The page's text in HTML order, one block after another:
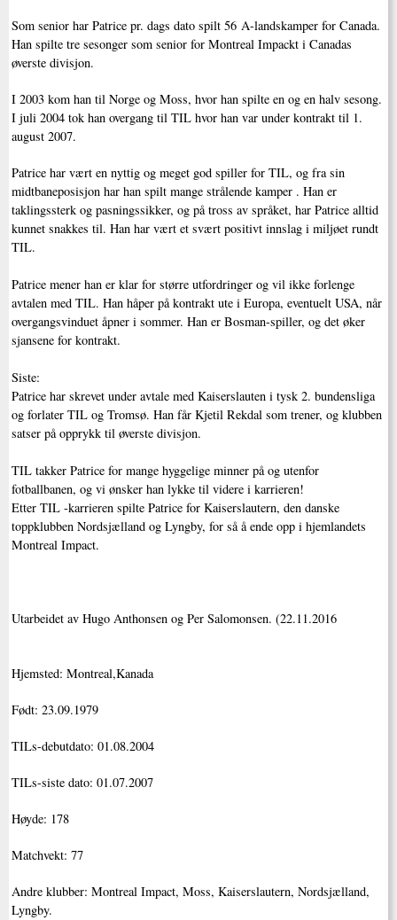
Som senior har Patrice pr. dags dato spilt 56 A-landskamper for Canada.
Han spilte tre sesonger som senior for Montreal Impackt i Canadas
øverste divisjon.
I 2003 kom han til Norge og Moss, hvor han spilte en og en halv sesong.
I juli 2004 tok han overgang til TIL hvor han var under kontrakt til 1.
august 2007.
Patrice har vært en nyttig og meget god spiller for TIL, og fra sin
midtbaneposisjon har han spilt mange strålende kamper . Han er
taklingssterk og pasningssikker, og på tross av språket, har Patrice alltid
kunnet snakkes til. Han har vært et svært positivt innslag i miljøet rundt
TIL.
Patrice mener han er klar for større utfordringer og vil ikke forlenge
avtalen med TIL. Han håper på kontrakt ute i Europa, eventuelt USA, når
overgangsvinduet åpner i sommer. Han er Bosman-spiller, og det øker
sjansene for kontrakt.
Siste:
Patrice har skrevet under avtale med Kaiserslauten i tysk 2. bundensliga
og forlater TIL og Tromsø. Han får Kjetil Rekdal som trener, og klubben
satser på opprykk til øverste divisjon.
TIL takker Patrice for mange hyggelige minner på og utenfor
fotballbanen, og vi ønsker han lykke til videre i karrieren!
Etter TIL -karrieren spilte Patrice for Kaiserslautern, den danske
toppklubben Nordsjælland og Lyngby, for så å ende opp i hjemlandets
Montreal Impact.
Utarbeidet av Hugo Anthonsen og Per Salomonsen. (22.11.2016
Hjemsted: Montreal,Kanada
Født: 23.09.1979
TILs-debutdato: 01.08.2004
TILs-siste dato: 01.07.2007
Høyde: 178
Matchvekt: 77
Andre klubber: Montreal Impact, Moss, Kaiserslautern, Nordsjælland,
Lyngby.